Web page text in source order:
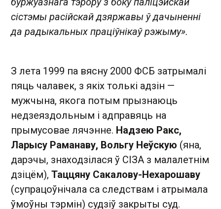
сістэмы расійскай дзяржавы ў дачыненні
да радыкальных праціўнікаў рэжыму».
З лета 1999 па вясну 2000 ФСБ затрымалі
пяць чалавек, з якіх толькі адзін —
мужчына, якога потым прызнаюць
недзеяздольным і адправяць на
прымусовае лячэнне. Надзею Ракс,
Ларысу Раманаву, Вольгу Неўскую (яна,
дарэчы, знаходзілася ў СІЗА з малалетнім
дзіцём), Таццяну Сакалову-Нехарошаву
(супрацоўнічала са следствам і атрымала
ўмоўны тэрмін) судзіў закрыты суд.